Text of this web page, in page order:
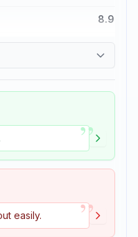
8.9
”
easily. ”